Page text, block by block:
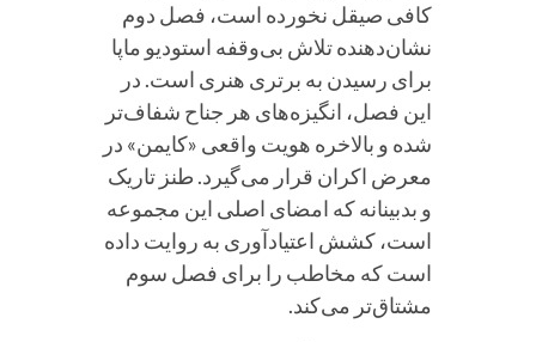
کافی صیقل نخورده است، فصل دوم
نشان‌دهنده تلاش بی‌وقفه استودیو ماپا
برای رسیدن به برتری هنری است. در
این فصل، انگیزه‌های هر جناح شفاف‌تر
شده و بالاخره هویت واقعی «کایمن» در
معرض اکران قرار می‌گیرد. طنز تاریک
و بدبینانه که امضای اصلی این مجموعه
است، کشش اعتیادآوری به روایت داده
است که مخاطب را برای فصل سوم
مشتاق‌تر می‌کند.